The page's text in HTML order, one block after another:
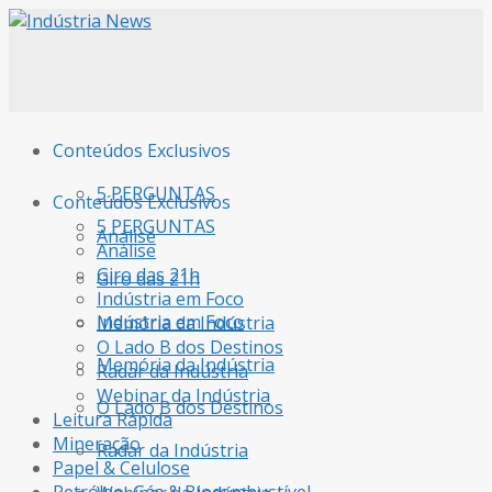
Conteúdos Exclusivos
5 PERGUNTAS
Análise
Giro das 21h
Indústria em Foco
Memória da Indústria
O Lado B dos Destinos
Radar da Indústria
Conteúdos Exclusivos
5 PERGUNTAS
Análise
Giro das 21h
Indústria em Foco
Memória da Indústria
O Lado B dos Destinos
Radar da Indústria
Webinar da Indústria
Leitura Rápida
Mineração
Papel & Celulose